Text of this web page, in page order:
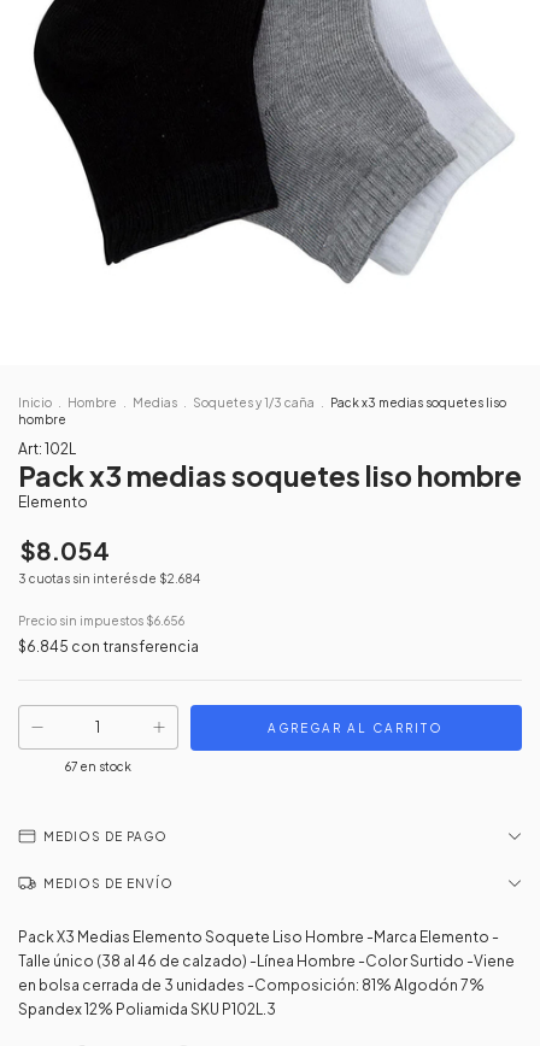
Inicio Hombre Medias Soquetes y 1/3 caña
Pack x3 medias soquetes liso
hombre
Art: 102L
Pack x3 medias soquetes liso hombre
Elemento
$8.054
3 cuotas sin interés de $2.684
Precio sin impuestos $6.656
$6.845 con transferencia
67en stock
MEDIOS DE PAGO
MEDIOS DE ENVÍO
Pack X3 Medias Elemento Soquete Liso Hombre -Marca Elemento -
Talle único (38 al 46 de calzado) -Línea Hombre -Color Surtido -Viene
en bolsa cerrada de 3 unidades -Composición: 81% Algodón 7%
Spandex 12% Poliamida SKU P102L.3